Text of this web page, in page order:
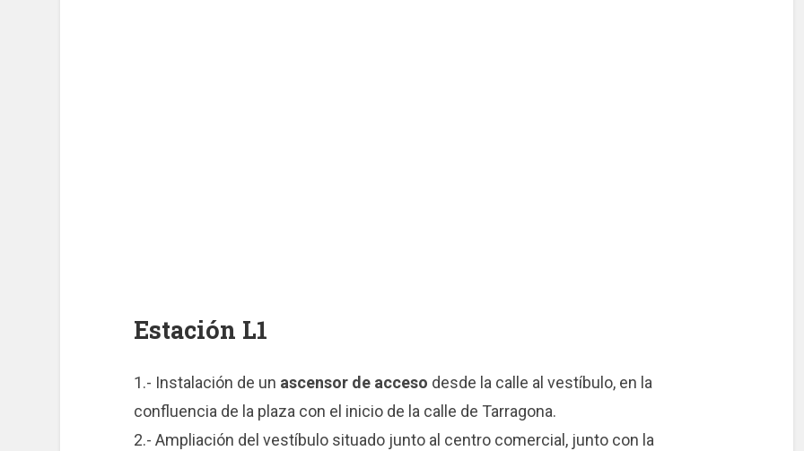
Estación L1
1.- Instalación de un ascensor de acceso desde la calle al vestíbulo, en la
confluencia de la plaza con el inicio de la calle de Tarragona.
2.- Ampliación del vestíbulo situado junto al centro comercial, junto con la